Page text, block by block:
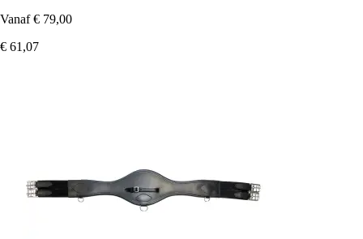
Vanaf € 79,00
€ 61,07